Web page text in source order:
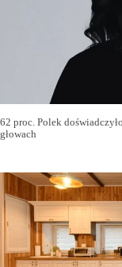
62 proc. Polek
głowach